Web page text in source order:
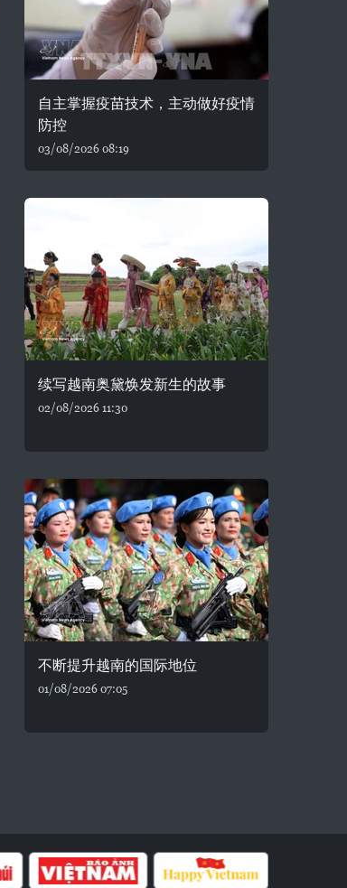
自主掌握疫苗技术，主动做好疫情
防控
03/08/2026 08:19
续写越南奥黛焕发新生的故事
02/08/2026 11:30
不断提升越南的国际地位
01/08/2026 07:05